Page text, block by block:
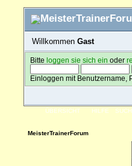
Willkommen Gast
Bitteloggen sie sich ein oder
Einloggen mit Benutzername,
ÜBERSICHT HILFE
MeisterTrainerForum